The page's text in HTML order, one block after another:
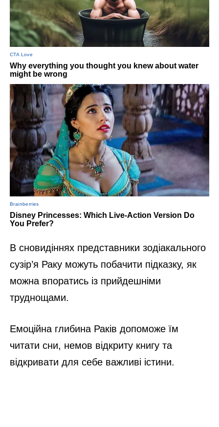
В сновидіннях представники зодіакального
сузір’я Раку можуть побачити підказку, як
можна впоратись із прийдешніми
труднощами.
Емоційна глибина Раків допоможе їм
читати сни, немов відкриту книгу та
відкривати для себе важливі істини.